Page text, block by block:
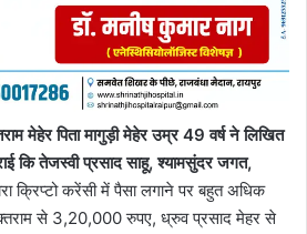
मेहेर पिता मागुड़ी मेहेर उम्र 49 वर्ष ने लिखित
कि तेजस्वी प्रसाद साहू, श्यामसुंदर जगत,
क्रिप्टो करेंसी में पैसा लगाने पर बहुत अधिक
से 3,20,000 रुपए, ध्रुव प्रसाद मेहर से